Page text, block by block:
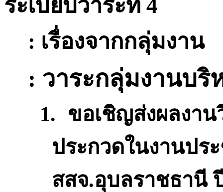
ระเบียบวาระที่ 4
: เรื่องจากกลุ่มงาน
: วาระกลุ่มงานบริ
1.
ขอเชิญส่งผลงาน
ประกวดในงานปร
สสจ.อุบลราชธานี